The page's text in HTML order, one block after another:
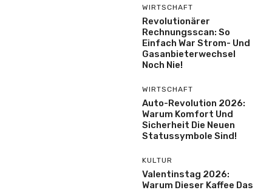
WIRTSCHAFT
Revolutionärer
Rechnungsscan: So
Einfach War Strom- Und
Gasanbieterwechsel
Noch Nie!
WIRTSCHAFT
Auto-Revolution 2026:
Warum Komfort Und
Sicherheit Die Neuen
Statussymbole Sind!
KULTUR
Valentinstag 2026:
Warum Dieser Kaffee Das